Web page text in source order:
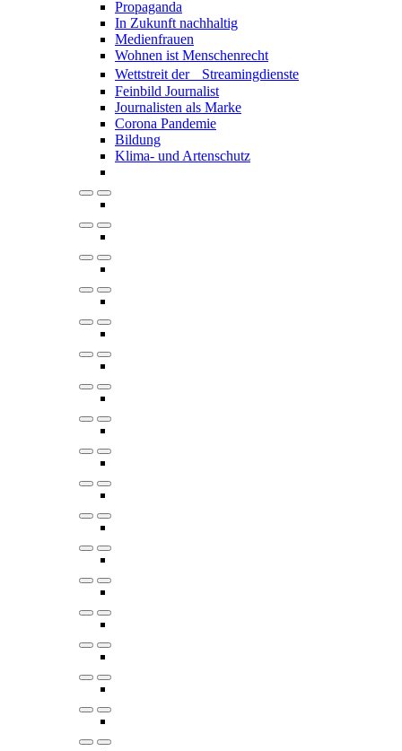
Propaganda
In Zukunft nachhaltig
Medienfrauen
Wohnen ist Menschenrecht
Wettstreit der Streamingdienste
Feinbild Journalist
Journalisten als Marke
Corona Pandemie
Bildung
Klima- und Artenschutz